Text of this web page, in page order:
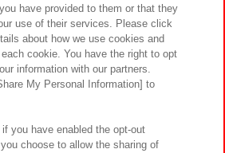
ステナビリティ サイトポリシー
ウェブアクセシビリティ方針と検証結果
ともに
応方針 よくあるご質問・お問い合わせ
have provided to them or that they
use of their services. Please click
about how we use cookies and
cookie. You have the right to opt
information with our partners.
My Personal Information] to
you have enabled the opt-out
choose to allow the sharing of